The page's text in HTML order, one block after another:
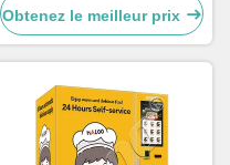
service 24 heures sur 24
avec cadre de porte en acier
et double fonction de
chauffage au micro-ondes
Obtenez le meilleur prix